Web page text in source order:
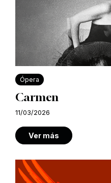
Ópera
Carmen
11/03/2026
Ver más